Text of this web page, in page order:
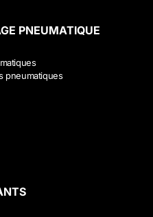
PNEUMATIQUE
pneumatiques